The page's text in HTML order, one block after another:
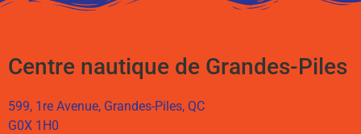
Centre nautique de Grandes-Piles
599, 1re Avenue, Grandes-Piles, QC
G0X 1H0